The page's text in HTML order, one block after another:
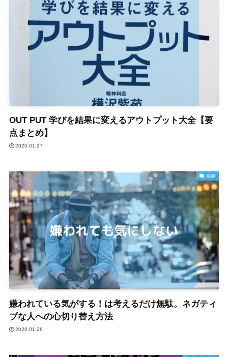
OUT PUT 学びを結果に変えるアウトプット大全【要
点まとめ】
2020.01.27
健康
嫌われている気がする！は考えるだけ無駄。ネガティ
ブな人への心切り替え方法
2020.01.26